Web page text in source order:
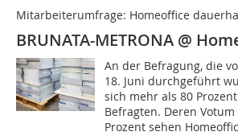
Mitarbeiterumfrage: Homeoffice
BRUNATA-METRONA @
An der Befragung, die
18. Juni durchgeführt
sich mehr als 80
Befragten. Deren
Prozent sehen